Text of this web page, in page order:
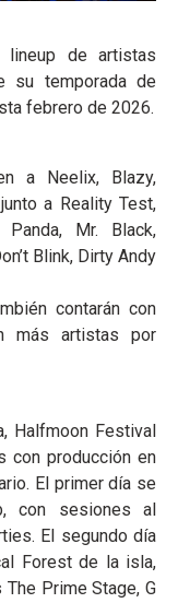
lineup de artistas
su temporada de
febrero de 2026.
a Neelix, Blazy,
a Reality Test,
Panda, Mr. Black,
Blink, Dirty Andy
contarán con
más artistas por
Halfmoon Festival
con producción en
El primer día se
con sesiones al
El segundo día
Forest de la isla,
Prime Stage, G